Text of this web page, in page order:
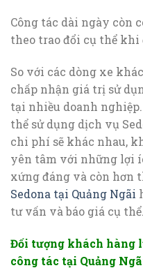
Công tác dài ngày còn
theo trao đổi cụ thể khi
So với các dòng xe
chấp nhận giá trị sử
tại nhiều doanh
thể sử dụng dịch vụ
chi phí sẽ khác nhau,
yên tâm với những lợi
xứng đáng và còn hơn
Sedona tại Quảng Ngãi
tư vấn và báo giá cụ thể.
Đối tượng khách hàng
công tác tại Quảng